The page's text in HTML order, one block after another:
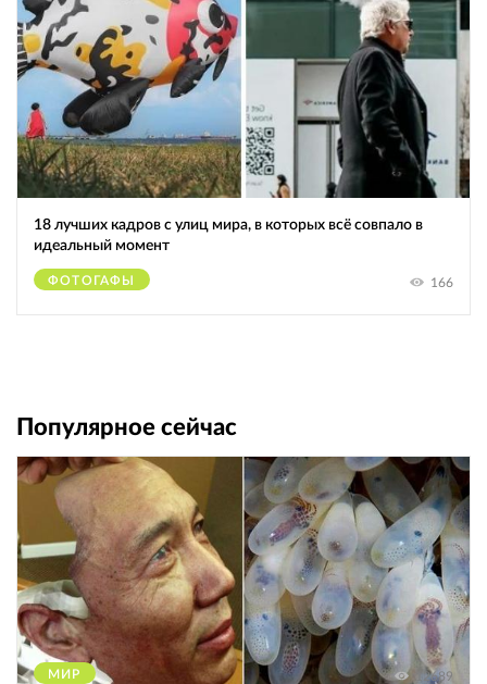
18 лучших кадров с улиц мира, в которых всё совпало в
идеальный момент
ФОТОГАФЫ 166
Популярное сейчас
МИР 12689